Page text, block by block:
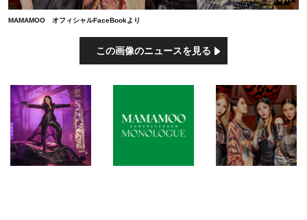
MAMAMOO オフィシャルFaceBookより
この画像のニュースを見る